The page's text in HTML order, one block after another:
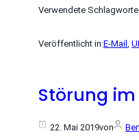
Verwendete
Veröffentlicht in:E-Mail ,
Störung
22. Mai 2019von